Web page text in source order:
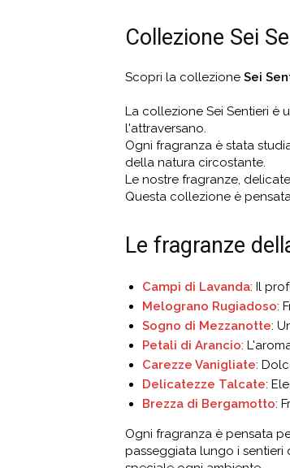
Collezione Sei
Scopri la collezione Sei
La collezione Sei Sentieri è
l'attraversano.
Ogni fragranza è stata
della natura circostante.
Le nostre fragranze,
Questa collezione è
Le fragranze
Campi di Lavanda: Il
Melograno Rugiadoso:
Sogno di Mezzanotte:
Petali di Arancio:
Carezze Vanigliate:
Delicatezze Talcate:
Brezza di Bergamotto:
Ogni fragranza è pensata
passeggiata lungo i